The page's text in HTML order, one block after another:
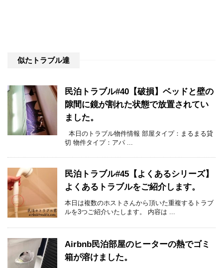
似たトラブル達
民泊トラブル#40【破損】ベッドと壁の
隙間に鏡が割れた状態で放置されてい
ました。
本日のトラブル物件情報 部屋タイプ：まるまる貸
切 物件タイプ：アパ ...
民泊トラブル#45【よくあるシリーズ】
よくあるトラブルをご紹介します。
本日は複数のホストさんから頂いた重複するトラブ
ルを3つご紹介いたします。 内容は ...
Airbnb民泊部屋のヒーターの熱でゴミ
箱が溶けました。